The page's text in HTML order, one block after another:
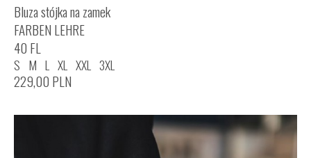
Bluza stójka na zamek
FARBEN LEHRE
40 FL
S M L XL XXL 3XL
229,00 PLN